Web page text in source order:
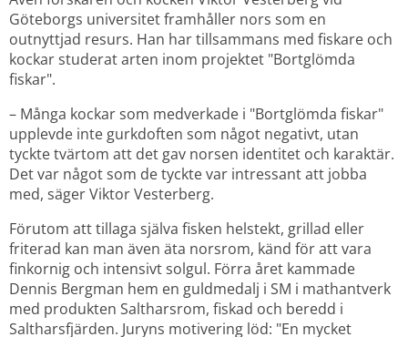
Göteborgs universitet framhåller nors som en
outnyttjad resurs. Han har tillsammans med fiskare och
kockar studerat arten inom projektet "Bortglömda
fiskar".
– Många kockar som medverkade i "Bortglömda fiskar"
upplevde inte gurkdoften som något negativt, utan
tyckte tvärtom att det gav norsen identitet och karaktär.
Det var något som de tyckte var intressant att jobba
med, säger Viktor Vesterberg.
Förutom att tillaga själva fisken helstekt, grillad eller
friterad kan man även äta norsrom, känd för att vara
finkornig och intensivt solgul. Förra året kammade
Dennis Bergman hem en guldmedalj i SM i mathantverk
med produkten Saltharsrom, fiskad och beredd i
Saltharsfjärden. Juryns motivering löd: "En mycket